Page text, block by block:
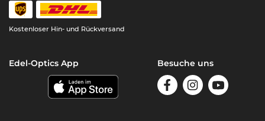
Kostenloser Hin- und Rückversand
Edel-Optics App Besuche uns